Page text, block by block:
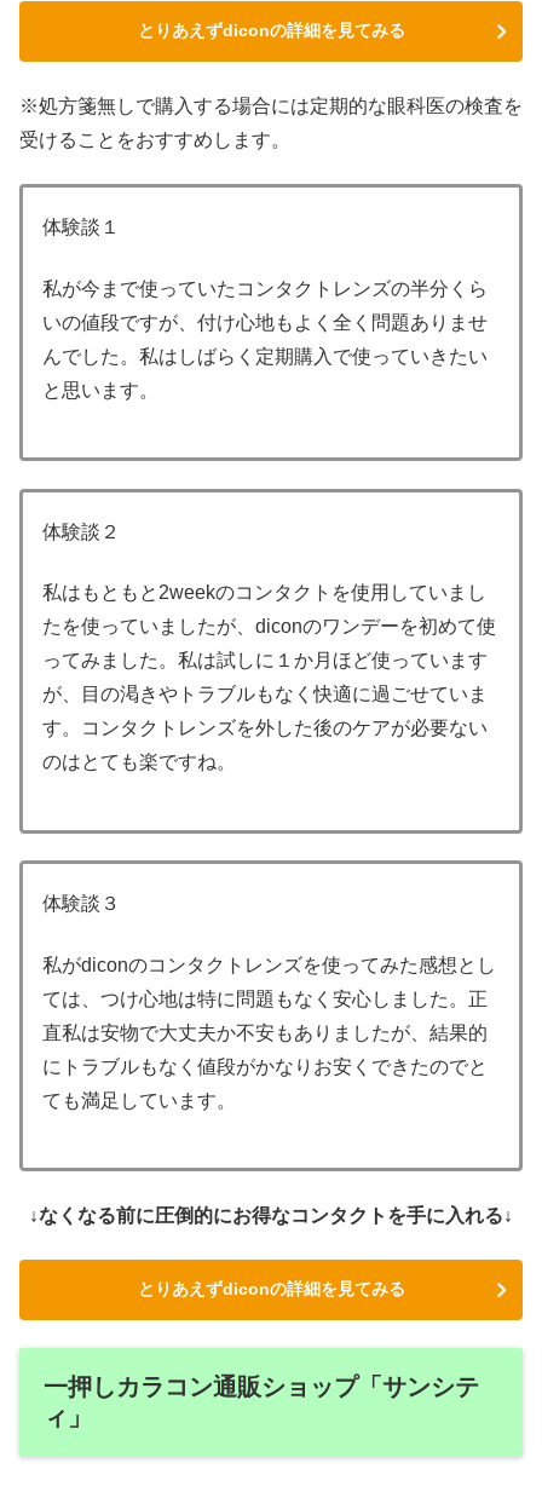
とりあえずdiconの詳細を見てみる
※処方箋無しで購入する場合には定期的な眼科医の検査を
受けることをおすすめします。
体験談１
私が今まで使っていたコンタクトレンズの半分くら
いの値段ですが、付け心地もよく全く問題ありませ
んでした。私はしばらく定期購入で使っていきたい
と思います。
体験談２
私はもともと2weekのコンタクトを使用していまし
たを使っていましたが、diconのワンデーを初めて使
ってみました。私は試しに１か月ほど使っています
が、目の渇きやトラブルもなく快適に過ごせていま
す。コンタクトレンズを外した後のケアが必要ない
のはとても楽ですね。
体験談３
私がdiconのコンタクトレンズを使ってみた感想とし
ては、つけ心地は特に問題もなく安心しました。正
直私は安物で大丈夫か不安もありましたが、結果的
にトラブルもなく値段がかなりお安くできたのでと
ても満足しています。
↓なくなる前に圧倒的にお得なコンタクトを手に入れる↓
とりあえずdiconの詳細を見てみる
一押しカラコン通販ショップ「サンシテ
ィ」